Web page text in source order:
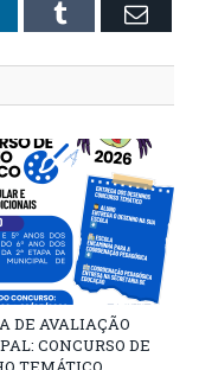
Tumblr Email
DE AVALIAÇÃO
CONCURSO DE